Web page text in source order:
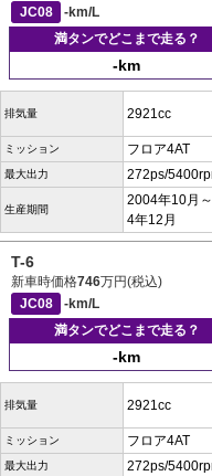
JC08
-km/L
満タンでどこまで走る？
-km
排気量 2921cc
ミッション フロア4AT
最大出力 272ps/
生産期間
2004年10月
4年12月
T-6
新車時価格746万円(税込)
JC08
-km/L
満タンでどこまで走る？
-km
排気量 2921cc
ミッション フロア4AT
最大出力 272ps/